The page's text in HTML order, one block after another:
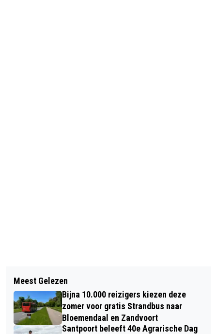
NET OP TIJD: WE MOGEN WEER OP
VAKANTIE NAAR FRANKRIJK EN
GRIEKENLAND
GGD KENNEMERLAND KOMT MET
VACCINATIE-RESERVELIJST
Meest Gelezen
Bijna 10.000 reizigers kiezen deze
zomer voor gratis Strandbus naar
Bloemendaal en Zandvoort
Santpoort beleeft 40e Agrarische Dag